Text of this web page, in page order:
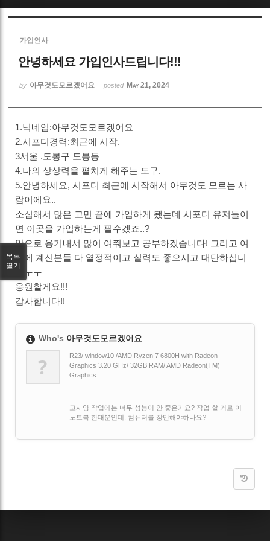
가입인사
안녕하세요 가입인사드립니다!!!
by 아무것도모르겠어요 posted May 21, 2024
1.닉네임:아무것도모르겠어요
2.시포디경력:최근에 시작.
3서울 .도봉구 도봉동
4.나의 상상력을 펼치게 해주는 도구.
5.안녕하세요, 시포디 최근에 시작해서 아무것도 모르는 사
람이에요..
소심해서 많은 고민 끝에 가입하게 됐는데 시포디 유저들이
면 이곳을 가입하는게 필수겠죠..?
앞으로 용기내서 많이 여쭤보고 공부하겠습니다! 그리고 여
기에 계신분들 다 열정적이고 실력도 좋으시고 대단하십니
다ㅜㅜ
응원할게요!!!
감사합니다!!
Who's 아무것도모르겠어요
?
R23/ window10 /AMD Ryzen 7 6800H with Radeon
Graphics 3.20 GHz/ 32GB RAM/ AMD Radeon(TM)
Graphics
고사양 작업에는 너무 성능이 안 좋은가요? 작업 할 거로 이
노트북 한대뿐인데. 컴퓨터를 장만해야하나요?
목록
열기
Sketchbook5, 스케치북5
Sketchbook5, 스케치북5